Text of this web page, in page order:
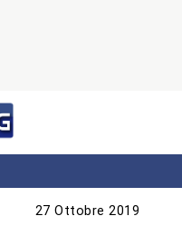
27 Ottobre 2019